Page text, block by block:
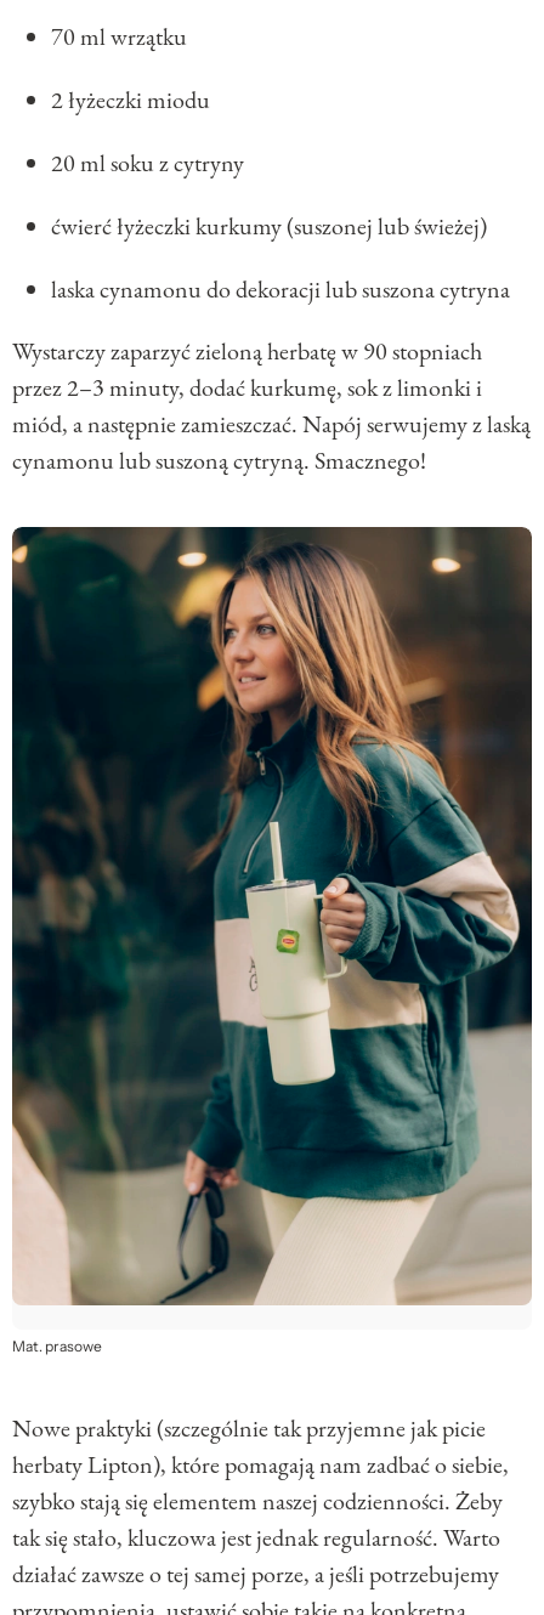
70 ml wrzątku
2 łyżeczki miodu
20 ml soku z cytryny
ćwierć łyżeczki kurkumy (suszonej lub świeżej)
laska cynamonu do dekoracji lub suszona cytryna
Wystarczy zaparzyć zieloną herbatę w 90 stopniach
przez 2–3 minuty, dodać kurkumę, sok z limonki i
miód, a następnie zamieszczać. Napój serwujemy z laską
cynamonu lub suszoną cytryną. Smacznego!
Mat. prasowe
Nowe praktyki (szczególnie tak przyjemne jak picie
herbaty Lipton), które pomagają nam zadbać o siebie,
szybko stają się elementem naszej codzienności. Żeby
tak się stało, kluczowa jest jednak regularność. Warto
działać zawsze o tej samej porze, a jeśli potrzebujemy